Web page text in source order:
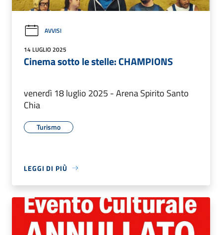
AVVISI
14 LUGLIO 2025
Cinema sotto le stelle: CHAMPIONS
venerdì 18 luglio 2025 - Arena Spirito Santo
Chia
Turismo
LEGGI DI PIÙ